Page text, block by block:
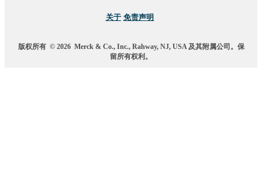
关于 免责声明
版权所有 © 2026 Merck & Co., Inc., Rahway, NJ, USA 及其附属公司。保
留所有权利。